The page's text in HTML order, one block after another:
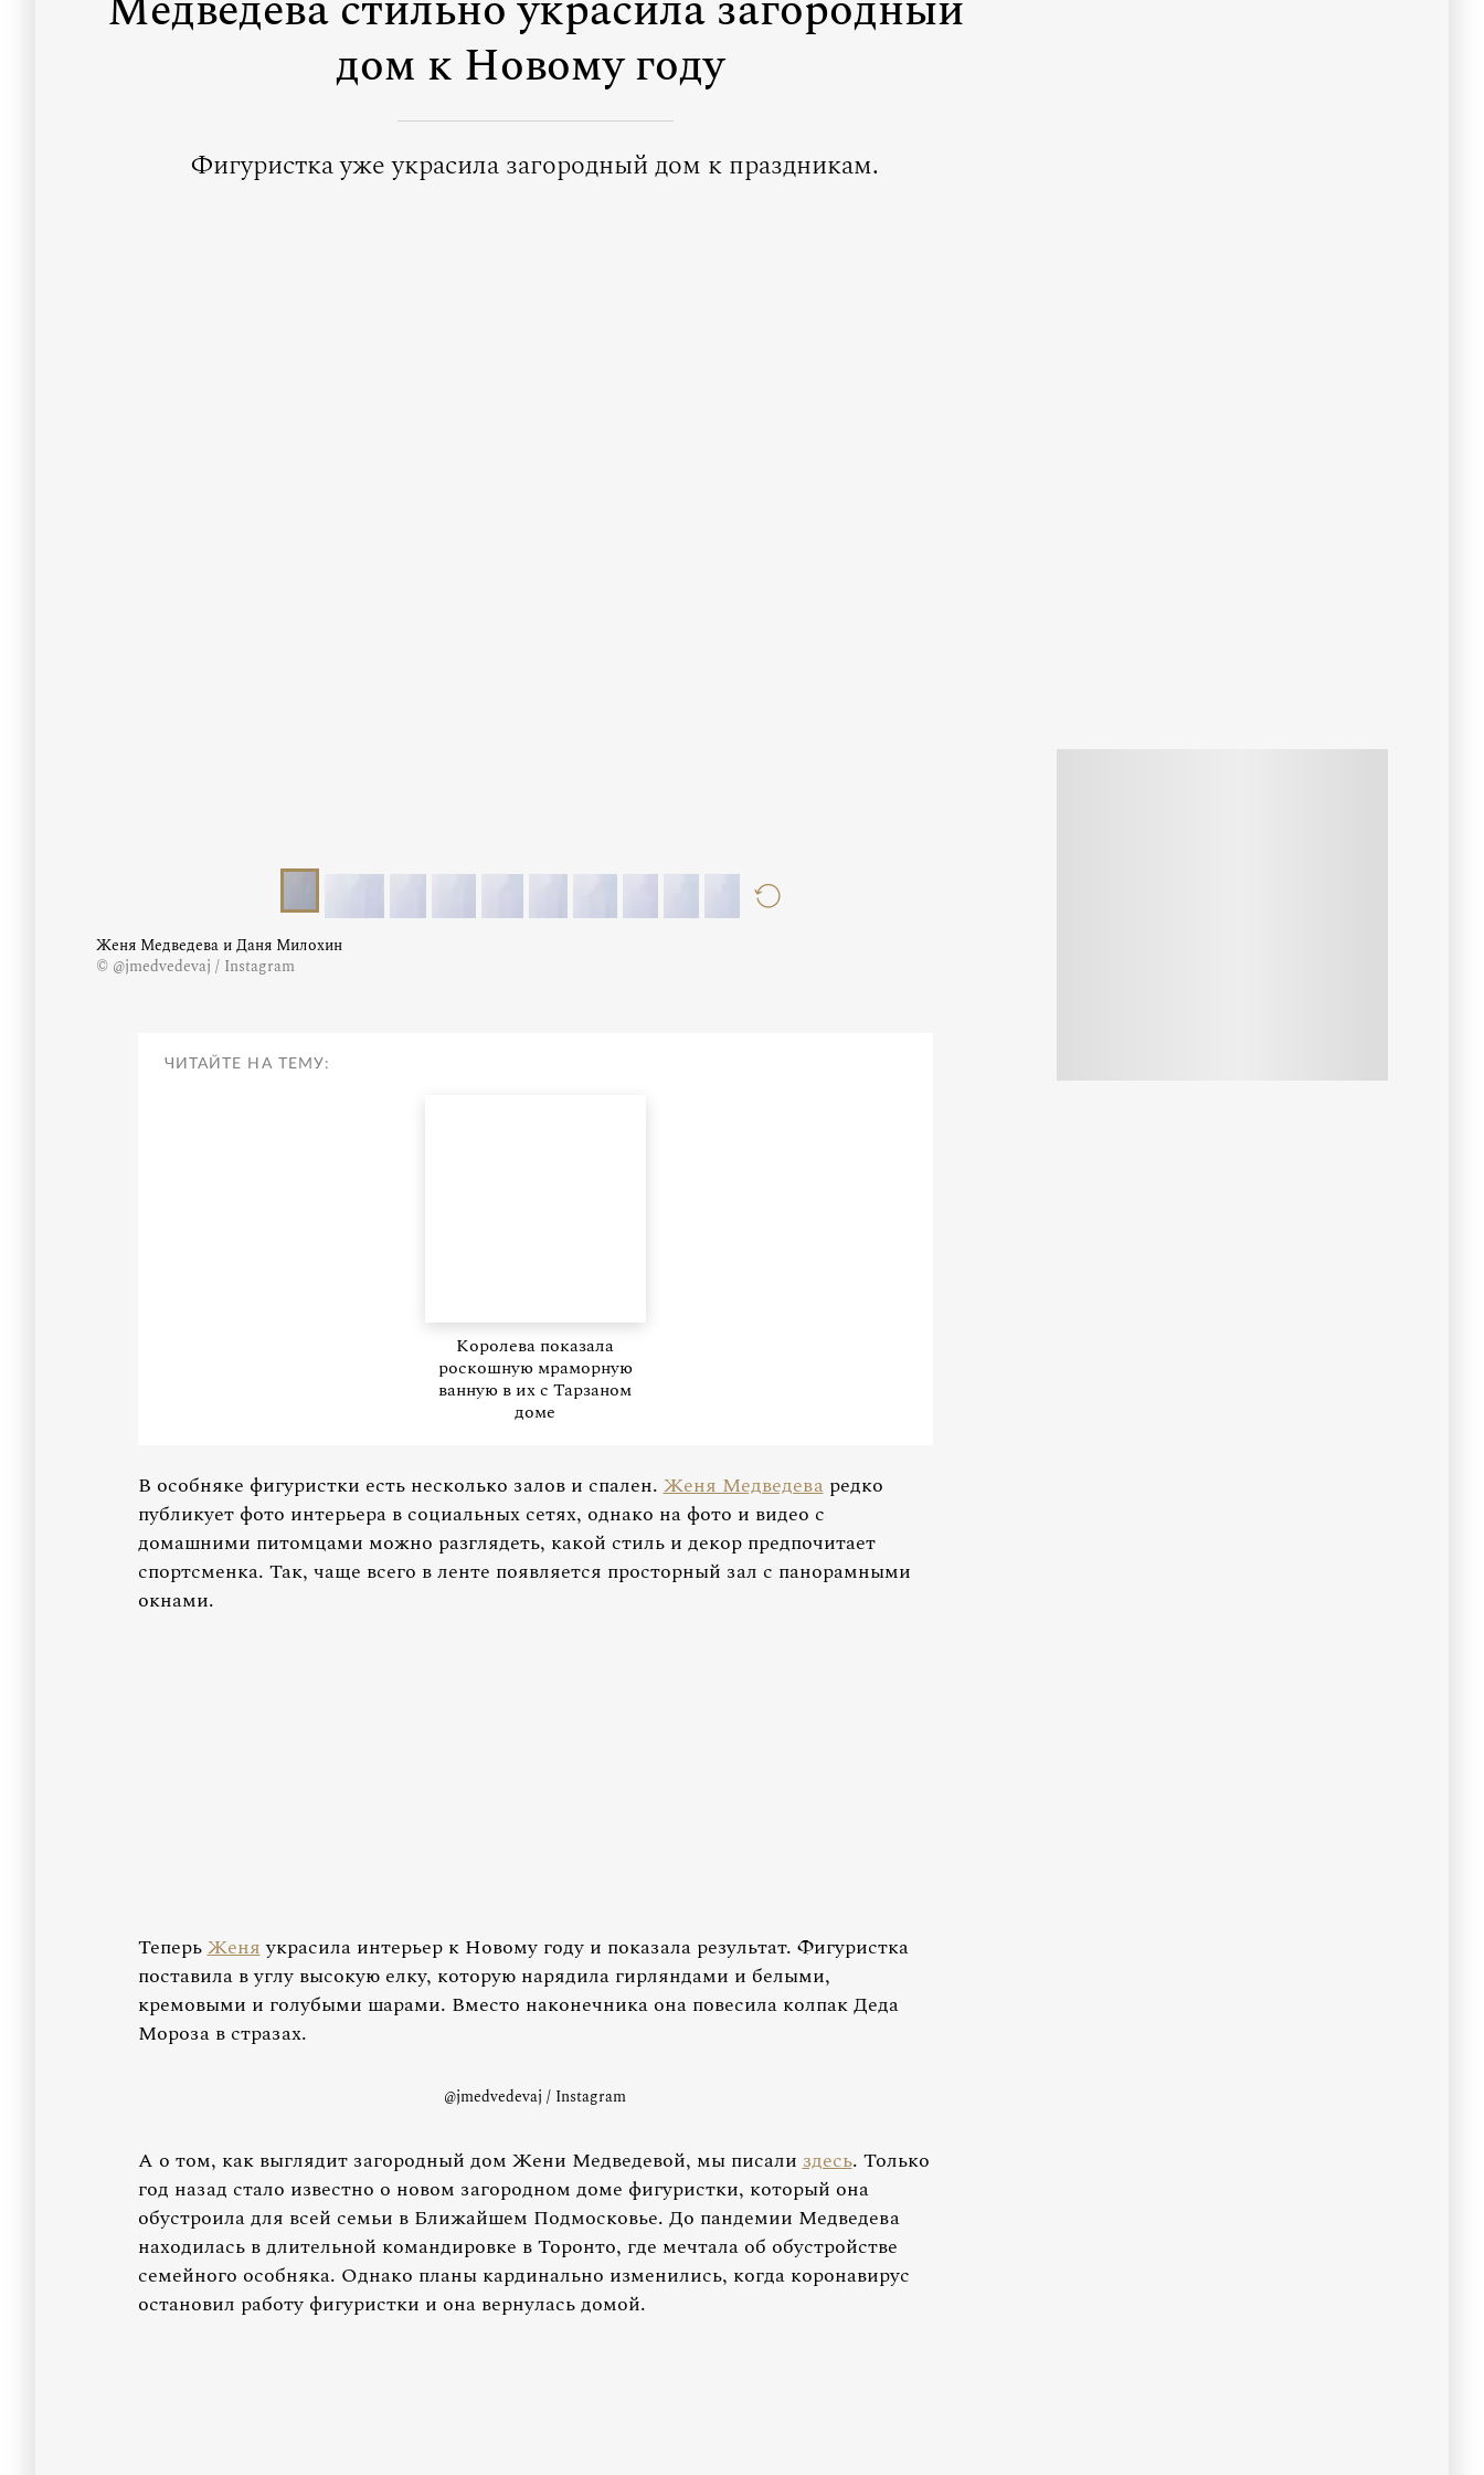
дом к Новому году
Фигуристка уже украсила загородный дом к праздникам.
Женя Медведева и Даня Милохин
© @jmedvedevaj / Instagram
ЧИТАЙТЕ НА ТЕМУ:
Королева показала
роскошную мраморную
ванную в их с Тарзаном
доме
В особняке фигуристки есть несколько залов и спален.Женя Медведеваредко
публикует фото интерьера в социальных сетях, однако на фото и видео с
домашними питомцами можно разглядеть, какой стиль и декор предпочитает
спортсменка. Так, чаще всего в ленте появляется просторный зал с панорамными
окнами.
ТеперьЖеняукрасила интерьер к Новому году и показала результат. Фигуристка
поставила в углу высокую елку, которую нарядила гирляндами и белыми,
кремовыми и голубыми шарами. Вместо наконечника она повесила колпак Деда
Мороза в стразах.
@jmedvedevaj / Instagram
А о том, как выглядит загородный дом Жени Медведевой, мы писализдесь. Только
год назад стало известно о новом загородном доме фигуристки, который она
обустроила для всей семьи в Ближайшем Подмосковье. До пандемии Медведева
находилась в длительной командировке в Торонто, где мечтала об обустройстве
семейного особняка. Однако планы кардинально изменились, когда коронавирус
остановил работу фигуристки и она вернулась домой.